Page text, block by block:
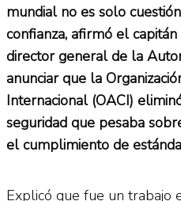
mundial no es solo
confianza, afirmó el
director general de la
anunciar que la
Internacional (OACI)
seguridad que pesaba
el cumplimiento de
Explicó que fue un trabajo